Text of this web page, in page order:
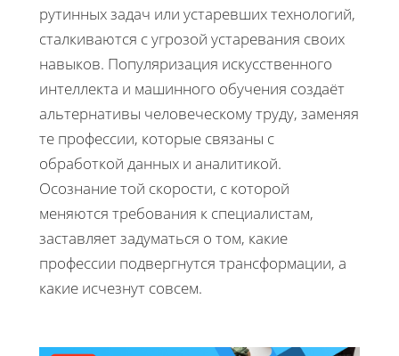
рутинных задач или устаревших технологий,
сталкиваются с угрозой устаревания своих
навыков. Популяризация искусственного
интеллекта и машинного обучения создаёт
альтернативы человеческому труду, заменяя
те профессии, которые связаны с
обработкой данных и аналитикой.
Осознание той скорости, с которой
меняются требования к специалистам,
заставляет задуматься о том, какие
профессии подвергнутся трансформации, а
какие исчезнут совсем.